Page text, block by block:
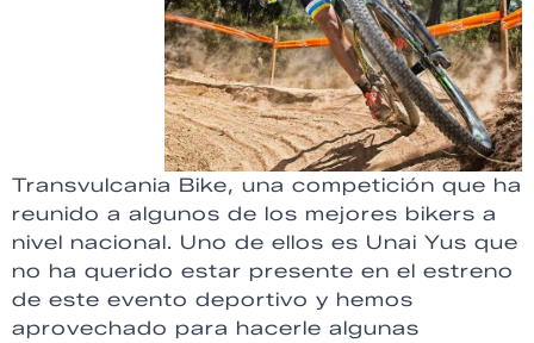
Transvulcania Bike, una competición que ha
reunido a algunos de los mejores bikers a
nivel nacional. Uno de ellos es Unai Yus que
no ha querido estar presente en el estreno
de este evento deportivo y hemos
aprovechado para hacerle algunas